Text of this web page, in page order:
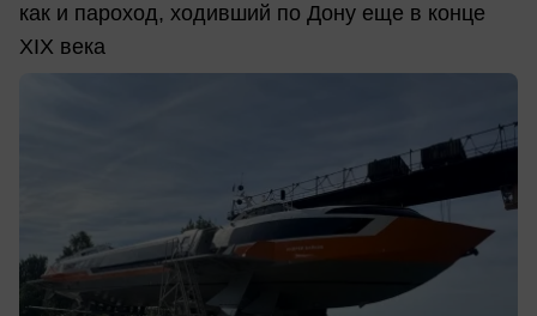
как и пароход, ходивший по Дону еще в конце
XIX века